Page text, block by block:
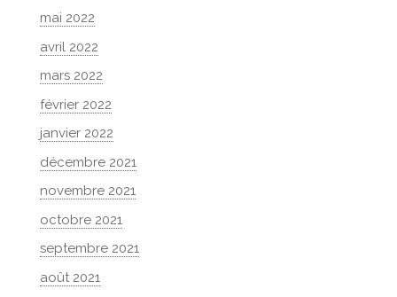
mai 2022
avril 2022
mars 2022
février 2022
janvier 2022
décembre 2021
novembre 2021
octobre 2021
septembre 2021
août 2021